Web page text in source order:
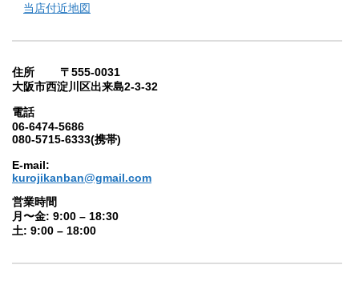
当店付近地図
住所 〒555-0031
大阪市西淀川区出来島2-3-32
電話
06-6474-5686
080-5715-6333(携帯)
E-mail:
kurojikanban@gmail.com
営業時間
月〜金: 9:00 – 18:30
土: 9:00 – 18:00